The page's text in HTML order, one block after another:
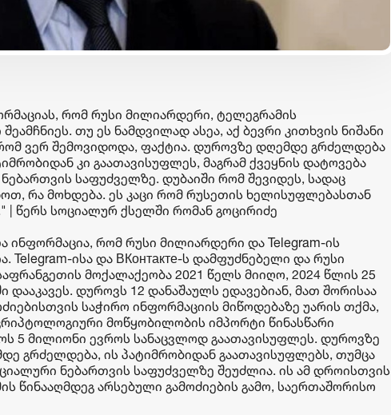
რომ რუსი მილიარდერი, ტელეგრამის
თუ ეს ნამდვილად ასეა, აქ ბევრი კითხვის ნიშანი
ვერ შემოვიდოდა, ფაქტია. დუროვზე დღემდე გრძელდება
კი გაათავისუფლეს, მაგრამ ქვეყნის დატოვება
საფუძველზე. დუბაიში რომ შევიდეს, სადაც
რა მოხდება. ეს კაცი რომ რუსეთის ხელისუფლებასთან
| წერს სოციალურ ქსელში რომან გოცირიძე
ინფორმაცია, რომ რუსი მილიარდერი და Telegram-ის
ისა და ВКонтакте-ს დამფუძნებელი და რუსი
მოქალაქეობა 2021 წელს მიიღო, 2024 წლის 25
დუროვს 12 დანაშაულს ედავებიან, მათ შორისაა
საჭირო ინფორმაციის მიწოდებაზე უარის თქმა,
მოწყობილობის იმპორტი წინასწარი
5 მილიონი ევროს სანაცვლოდ გაათავისუფლეს. დუროვზე
გრძელდება, ის პატიმრობიდან გაათავისუფლებს, თუმცა
ნებართვის საფუძველზე შეუძლია. ის ამ დროისთვის
წინააღმდეგ არსებული გამოძიების გამო, საერთაშორისო